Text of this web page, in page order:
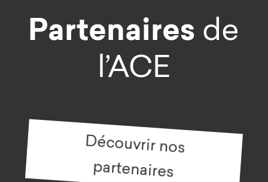
Partenaires de
l’ACE
Découvrir nos
partenaires